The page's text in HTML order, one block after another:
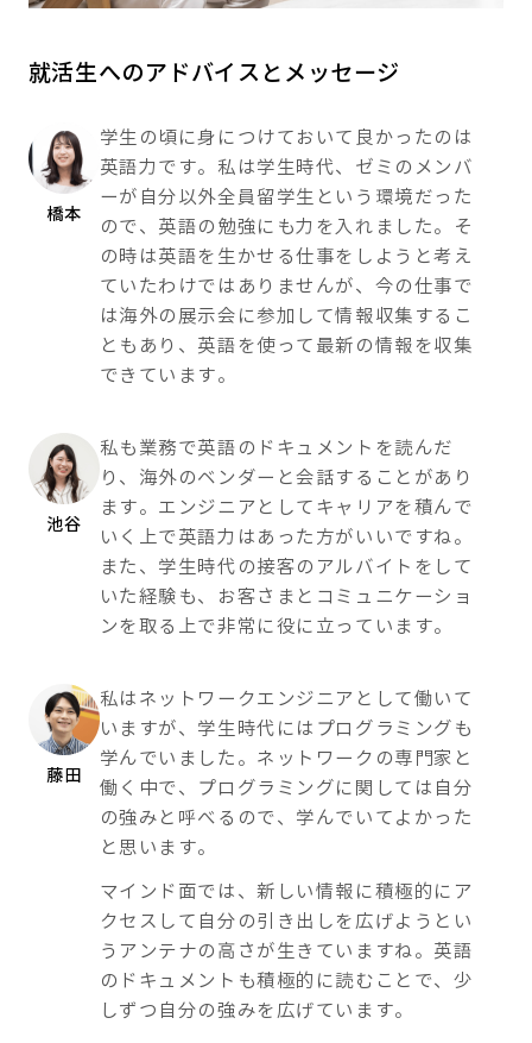
就活生へのアドバイスとメッセージ
橋本
学生の頃に身につけておいて良かったのは
英語力です。私は学生時代、ゼミのメンバ
ーが自分以外全員留学生という環境だった
ので、英語の勉強にも力を入れました。そ
の時は英語を生かせる仕事をしようと考え
ていたわけではありませんが、今の仕事で
は海外の展示会に参加して情報収集するこ
ともあり、英語を使って最新の情報を収集
できています。
池谷
私も業務で英語のドキュメントを読んだ
り、海外のベンダーと会話することがあり
ます。エンジニアとしてキャリアを積んで
いく上で英語力はあった方がいいですね。
また、学生時代の接客のアルバイトをして
いた経験も、お客さまとコミュニケーショ
ンを取る上で非常に役に立っています。
藤田
私はネットワークエンジニアとして働いて
いますが、学生時代にはプログラミングも
学んでいました。ネットワークの専門家と
働く中で、プログラミングに関しては自分
の強みと呼べるので、学んでいてよかった
と思います。
マインド面では、新しい情報に積極的にア
クセスして自分の引き出しを広げようとい
うアンテナの高さが生きていますね。英語
のドキュメントも積極的に読むことで、少
しずつ自分の強みを広げています。